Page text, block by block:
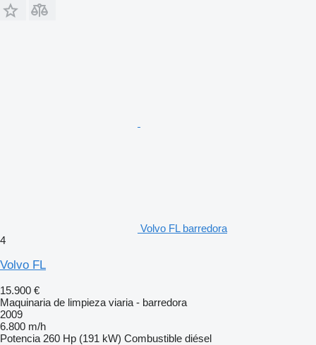
Volvo FL barredora
4
Volvo FL
15.900 €
Maquinaria de limpieza viaria - barredora
2009
6.800 m/h
Potencia 260 Hp (191 kW) Combustible diésel